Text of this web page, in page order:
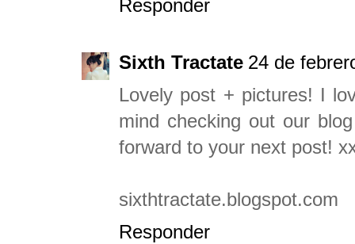
Responder
Sixth Tractate 24 de
Lovely post + pictures! I
mind checking out our
forward to your next post!
sixthtractate.blogspot.com
Responder